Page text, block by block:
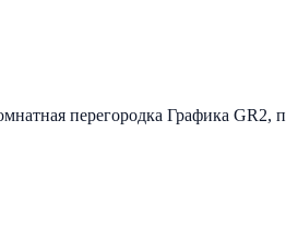
перегородка Графика GR2,